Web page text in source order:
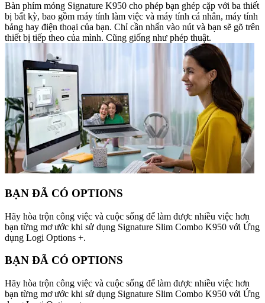
Bàn phím mỏng Signature K950 cho phép bạn ghép cặp với ba thiết
bị bất kỳ, bao gồm máy tính làm việc và máy tính cá nhân, máy tính
bảng hay điện thoại của bạn. Chỉ cần nhấn vào nút và bạn sẽ gõ trên
thiết bị tiếp theo của mình. Cũng giống như phép thuật.
BẠN ĐÃ CÓ OPTIONS
Hãy hòa trộn công việc và cuộc sống để làm được nhiều việc hơn
bạn từng mơ ước khi sử dụng Signature Slim Combo K950 với Ứng
dụng Logi Options +.
BẠN ĐÃ CÓ OPTIONS
Hãy hòa trộn công việc và cuộc sống để làm được nhiều việc hơn
bạn từng mơ ước khi sử dụng Signature Slim Combo K950 với Ứng